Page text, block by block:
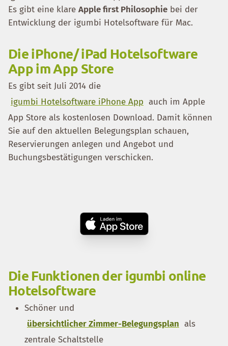
Es gibt eine klare Apple first Philosophie bei der
Entwicklung der igumbi Hotelsoftware für Mac.
Die iPhone/ iPad Hotelsoftware
App im App Store
Es gibt seit Juli 2014 die
igumbi Hotelsoftware iPhone App auch im Apple
App Store als kostenlosen Download. Damit können
Sie auf den aktuellen Belegungsplan schauen,
Reservierungen anlegen und Angebot und
Buchungsbestätigungen verschicken.
Die Funktionen der igumbi online
Hotelsoftware
Schöner und
übersichtlicher Zimmer-Belegungsplan als
zentrale Schaltstelle